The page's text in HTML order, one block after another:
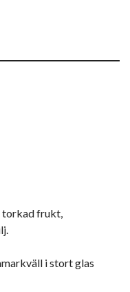
torkad frukt,
i stort glas